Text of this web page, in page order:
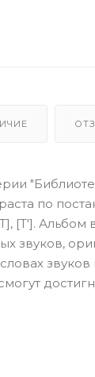
по
[Т']. Альбом
звуков,